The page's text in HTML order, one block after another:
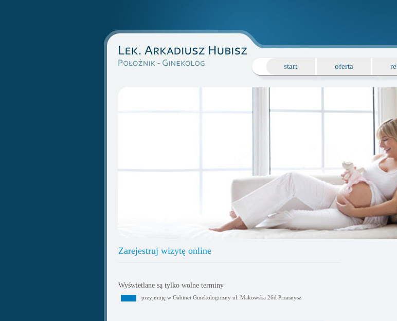
start oferta
Zarejestruj wizytę online
Wyświetlane są tylko wolne terminy
przyjmuję w Gabinet Ginekologiczny ul. Makowska 26d Przasnysz